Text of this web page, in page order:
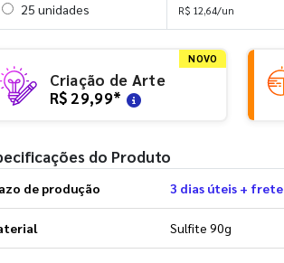
Selecionar 25 unidades
25 unidades R$ 12,64/un
NOVO
Criação de Arte
R$ 29,99*
do Produto
de produção 3 dias úteis + frete
Sulfite 90g